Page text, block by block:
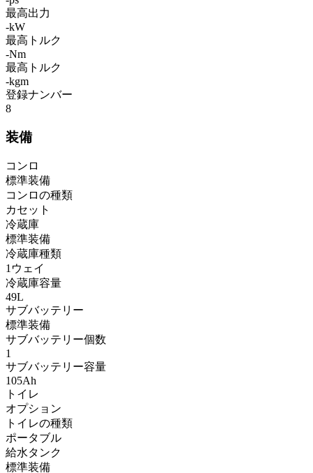
最高出力
-kW
最高トルク
-Nm
最高トルク
-kgm
登録ナンバー
8
装備
コンロ
標準装備
コンロの種類
カセット
冷蔵庫
標準装備
冷蔵庫種類
1ウェイ
冷蔵庫容量
49L
サブバッテリー
標準装備
サブバッテリー個数
1
サブバッテリー容量
105Ah
トイレ
オプション
トイレの種類
ポータブル
給水タンク
標準装備